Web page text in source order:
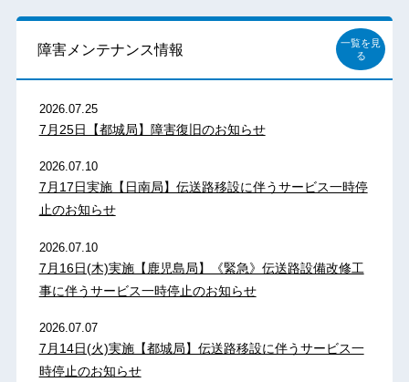
障害メンテナンス情報
一覧を見
る
2026.07.25
7月25日【都城局】障害復旧のお知らせ
2026.07.10
7月17日実施【日南局】伝送路移設に伴うサービス一時停
止のお知らせ
2026.07.10
7月16日(木)実施【鹿児島局】《緊急》伝送路設備改修工
事に伴うサービス一時停止のお知らせ
2026.07.07
7月14日(火)実施【都城局】伝送路移設に伴うサービス一
時停止のお知らせ